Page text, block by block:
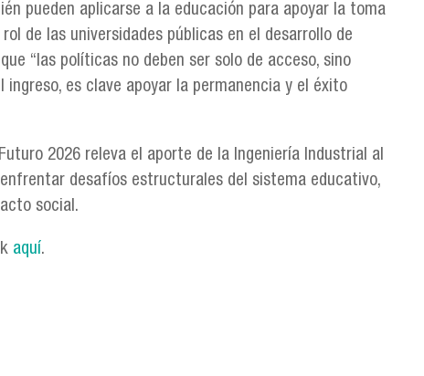
pueden aplicarse a la educación para apoyar la toma
de las universidades públicas en el desarrollo de
“las políticas no deben ser solo de acceso, sino
es clave apoyar la permanencia y el éxito
2026 releva el aporte de la Ingeniería Industrial al
desafíos estructurales del sistema educativo,
social.
aquí.